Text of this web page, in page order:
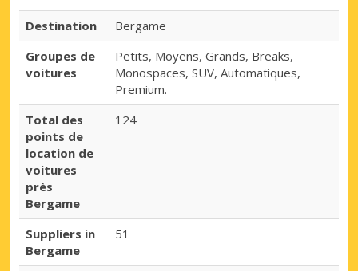
Destination
Bergame
Groupes de
voitures
Petits, Moyens, Grands, Breaks,
Monospaces, SUV, Automatiques,
Premium.
Total des
points de
location de
voitures
près
Bergame
124
Suppliers in
Bergame
51